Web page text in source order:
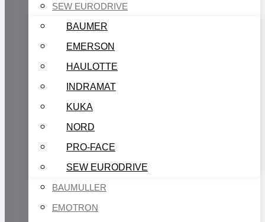
SEW EURODRIVE
BAUMER
EMERSON
HAULOTTE
INDRAMAT
KUKA
NORD
PRO-FACE
SEW EURODRIVE
BAUMULLER
EMOTRON